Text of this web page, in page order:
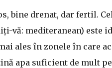
bine drenat, dar fertil.
vă: mediteranean) este
ales în zonele în care
apa suficient de mult